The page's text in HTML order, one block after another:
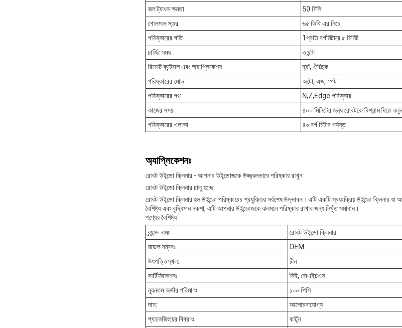
জল ট্যাংক ক্ষমতা
50 মিলি
গোলমাল স্তর
৬৫ ডিবি এর নিচে
পরিষ্কারের গতি
1প্রতি বর্গমিটারে ৫ মিনিট
চার্জিং সময়
৩ ঘন্টা
রিমোট কন্ট্রোল এবং অ্যাপ্লিকেশন
হ্যাঁ, ঐচ্ছিক
পরিষ্কারের মোড
অটো, এজ, স্পট
পরিষ্কারের পথ
N,Z,Edge পরিষ্কার
কাজের সময়
৪০০ মিনিটের জন্য রোবটকে বিশ্রাম দিতে বলুন
পরিষ্কারের এলাকা
৪০ বর্গ মিটার পর্যন্ত
অ্যাপ্লিকেশনঃ
রোবট উইন্ডো ক্লিনার - আপনার উইন্ডোজকে উজ্জ্বলভাবে পরিষ্কার রাখুন
রোবট উইন্ডো ক্লিনার চালু হচ্ছে
রোবট উইন্ডো ক্লিনার হল উইন্ডো পরিষ্কারের প্রযুক্তির সর্বশেষ উদ্ভাবন। এটি একটি স্বয়ংক্রিয় উইন্ডো ক্লিনার
বৈশিষ্ট্য এবং বুদ্ধিমান নকশা, এটি আপনার উইন্ডোজকে ঝলমলে পরিষ্কার রাখার জন্য নিখুঁত সমাধান।
পণ্যের বৈশিষ্ট্য
ব্র্যান্ড নামঃ
রোবট উইন্ডো ক্লিনার
মডেল নম্বরঃ
OEM
উৎপত্তিস্থল:
চীন
সার্টিফিকেশনঃ
সিই, রোএইচএস
ন্যূনতম অর্ডার পরিমাণঃ
১০০ পিসি
দাম:
আলোচনাযোগ্য
প্যাকেজিংয়ের বিবরণঃ
কার্টুন